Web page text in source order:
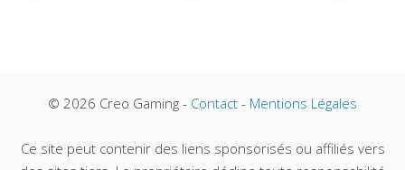
© 2026 Creo Gaming - Contact - Mentions Légales
Ce site peut contenir des liens sponsorisés ou affiliés vers